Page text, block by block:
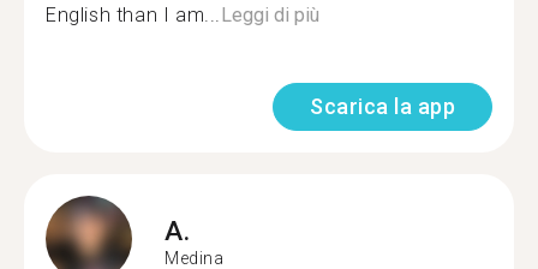
English than I am...Leggi di più
Scarica la app
A.
Medina